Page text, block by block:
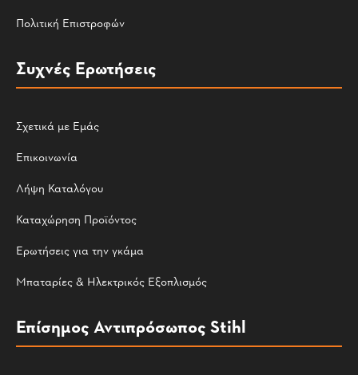
Πολιτική Επιστροφών
Συχνές Ερωτήσεις
Σχετικά με Εμάς
Επικοινωνία
Λήψη Καταλόγου
Καταχώρηση Προϊόντος
Ερωτήσεις για την γκάμα
Μπαταρίες & Ηλεκτρικός Εξοπλισμός
Επίσημος Αντιπρόσωπος Stihl